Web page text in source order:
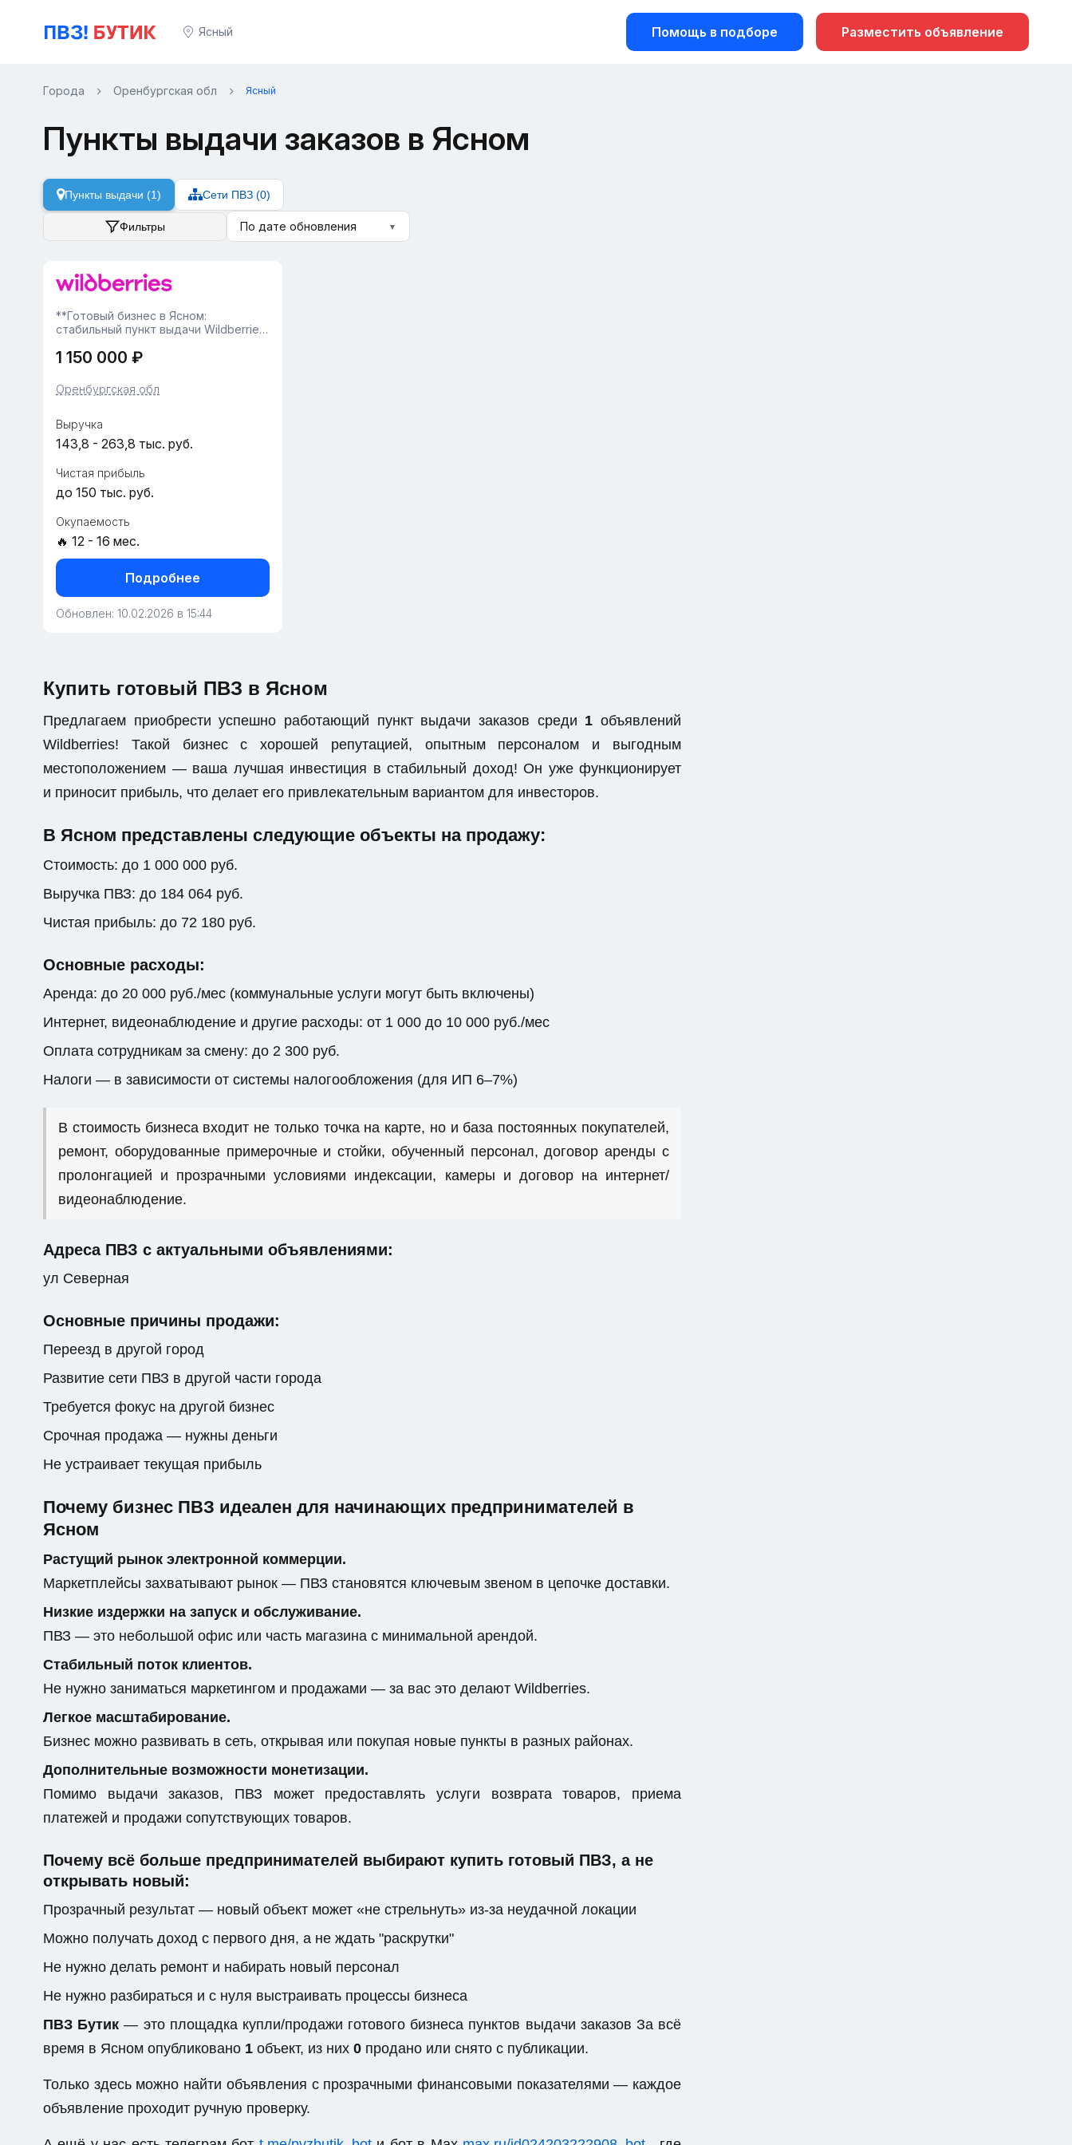
Ясный Помощь в подборе Разместить объявление
Города Оренбургская обл Ясный
Пункты выдачи заказов в Ясном
Пункты выдачи (1) Сети ПВЗ (0)
Фильтры По дате обновления ▼
**Готовый бизнес в Ясном:
стабильный пункт выдачи Wildberries
года**Продаётся успешный и
Wildberries в городе Ясном. Объект
площадью 45 м² р...
1 150 000 ₽
Оренбургская обл
Выручка
143,8 - 263,8 тыс. руб.
Чистая прибыль
до 150 тыс. руб.
Окупаемость
🔥 12 - 16 мес.
Подробнее
Обновлен: 10.02.2026 в 15:44
Купить готовый ПВЗ в Ясном
Предлагаем приобрести успешно работающий пункт выдачи заказов среди 1 объявлений
Wildberries! Такой бизнес с хорошей репутацией, опытным персоналом и выгодным
местоположением — ваша лучшая инвестиция в стабильный доход! Он уже функционирует
и приносит прибыль, что делает его привлекательным вариантом для инвесторов.
В Ясном представлены следующие объекты на продажу:
Стоимость: до 1 000 000 руб.
Выручка ПВЗ: до 184 064 руб.
Чистая прибыль: до 72 180 руб.
Основные расходы:
Аренда: до 20 000 руб./мес (коммунальные услуги могут быть включены)
Интернет, видеонаблюдение и другие расходы: от 1 000 до 10 000 руб./мес
Оплата сотрудникам за смену: до 2 300 руб.
Налоги — в зависимости от системы налогообложения (для ИП 6–7%)
В стоимость бизнеса входит не только точка на карте, но и база постоянных покупателей,
ремонт, оборудованные примерочные и стойки, обученный персонал, договор аренды с
пролонгацией и прозрачными условиями индексации, камеры и договор на интернет/
видеонаблюдение.
Адреса ПВЗ с актуальными объявлениями:
ул Северная
Основные причины продажи:
Переезд в другой город
Развитие сети ПВЗ в другой части города
Требуется фокус на другой бизнес
Срочная продажа — нужны деньги
Не устраивает текущая прибыль
Почему бизнес ПВЗ идеален для начинающих предпринимателей в
Ясном
Растущий рынок электронной коммерции.
Маркетплейсы захватывают рынок — ПВЗ становятся ключевым звеном в цепочке доставки.
Низкие издержки на запуск и обслуживание.
ПВЗ — это небольшой офис или часть магазина с минимальной арендой.
Стабильный поток клиентов.
Не нужно заниматься маркетингом и продажами — за вас это делают Wildberries.
Легкое масштабирование.
Бизнес можно развивать в сеть, открывая или покупая новые пункты в разных районах.
Дополнительные возможности монетизации.
Помимо выдачи заказов, ПВЗ может предоставлять услуги возврата товаров, приема
платежей и продажи сопутствующих товаров.
Почему всё больше предпринимателей выбирают купить готовый ПВЗ, а не
открывать новый:
Прозрачный результат — новый объект может «не стрельнуть» из-за неудачной локации
Можно получать доход с первого дня, а не ждать "раскрутки"
Не нужно делать ремонт и набирать новый персонал
Не нужно разбираться и с нуля выстраивать процессы бизнеса
ПВЗ Бутик — это площадка купли/продажи готового бизнеса пунктов выдачи заказов За всё
время в Ясном опубликовано 1 объект, из них 0 продано или снято с публикации.
Только здесь можно найти объявления с прозрачными финансовыми показателями — каждое
объявление проходит ручную проверку.